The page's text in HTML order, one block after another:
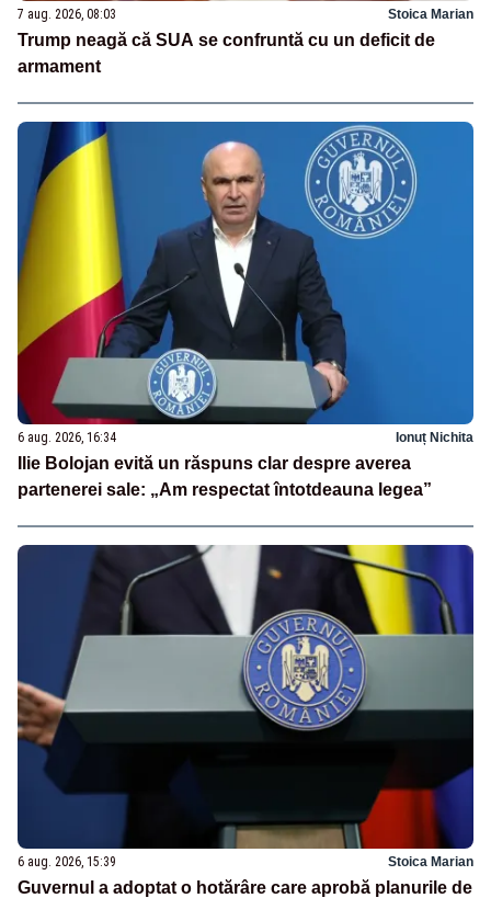
7 aug. 2026, 08:03 Stoica Marian
Trump neagă că SUA se confruntă cu un deficit de
armament
6 aug. 2026, 16:34 Ionuț Nichita
Ilie Bolojan evită un răspuns clar despre averea
partenerei sale: „Am respectat întotdeauna legea”
6 aug. 2026, 15:39 Stoica Marian
Guvernul a adoptat o hotărâre care aprobă planurile de